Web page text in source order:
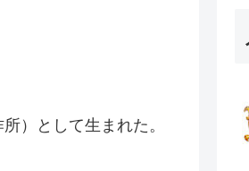
）として生まれた。